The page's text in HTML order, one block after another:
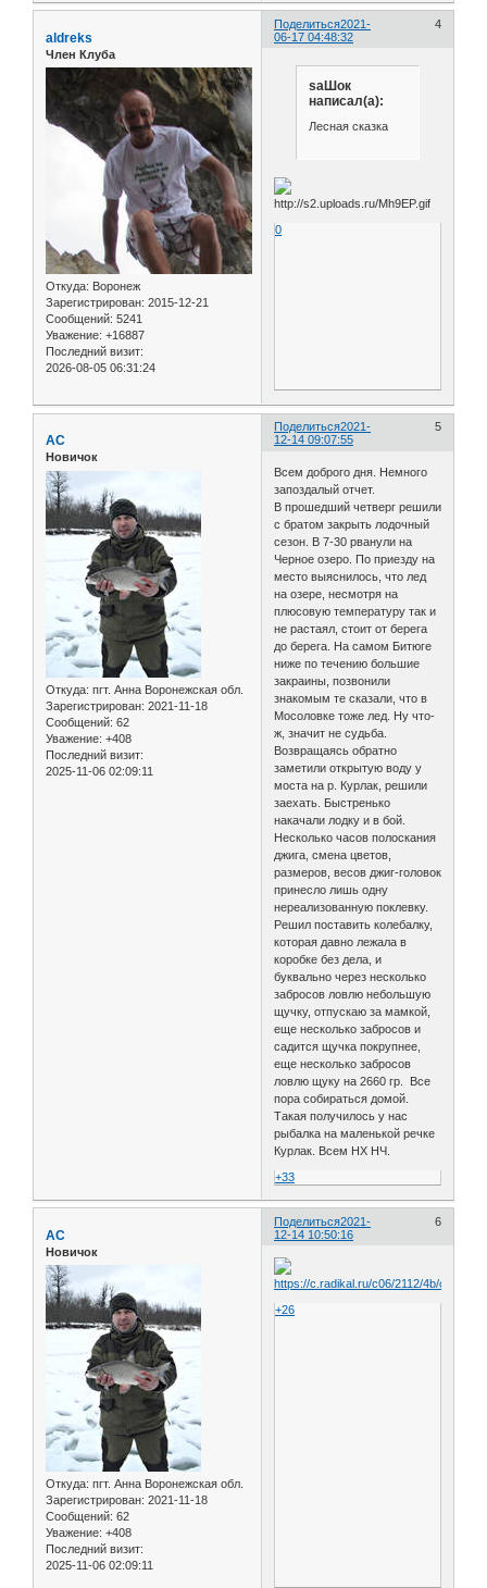
Поделиться 4
2021-
06-17 04:48:32
aldreks
Член Клуба
Откуда: Воронеж
Зарегистрирован: 2015-12-21
Сообщений: 5241
Уважение: +16887
Последний визит:
2026-08-05 06:31:24
saШок
написал(а):
Лесная сказка
0
Поделиться 5
2021-
12-14 09:07:55
АС
Новичок
Откуда: пгт. Анна Воронежская обл.
Зарегистрирован: 2021-11-18
Сообщений: 62
Уважение: +408
Последний визит:
2025-11-06 02:09:11
Всем доброго дня. Немного
запоздалый отчет.
В прошедший четверг решили
с братом закрыть лодочный
сезон. В 7-30 рванули на
Черное озеро. По приезду на
место выяснилось, что лед
на озере, несмотря на
плюсовую температуру так и
не растаял, стоит от берега
до берега. На самом Битюге
ниже по течению большие
закраины, позвонили
знакомым те сказали, что в
Мосоловке тоже лед. Ну что-
ж, значит не судьба.
Возвращаясь обратно
заметили открытую воду у
моста на р. Курлак, решили
заехать. Быстренько
накачали лодку и в бой.
Несколько часов полоскания
джига, смена цветов,
размеров, весов джиг-головок
принесло лишь одну
нереализованную поклевку.
Решил поставить колебалку,
которая давно лежала в
коробке без дела, и
буквально через несколько
забросов ловлю небольшую
щучку, отпускаю за мамкой,
еще несколько забросов и
садится щучка покрупнее,
еще несколько забросов
ловлю щуку на 2660 гр. Все
пора собираться домой.
Такая получилось у нас
рыбалка на маленькой речке
Курлак. Всем НХ НЧ.
+33
Поделиться 6
2021-
12-14 10:50:16
АС
Новичок
Откуда: пгт. Анна Воронежская обл.
Зарегистрирован: 2021-11-18
Сообщений: 62
Уважение: +408
Последний визит:
2025-11-06 02:09:11
+26